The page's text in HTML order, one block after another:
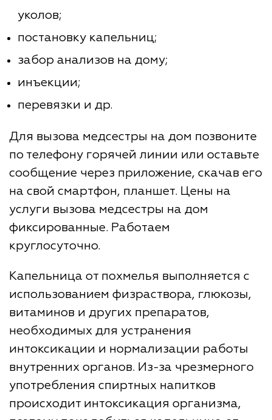
уколов;
постановку капельниц;
забор анализов на дому;
инъекции;
перевязки и др.
Для вызова медсестры на дом позвоните
по телефону горячей линии или оставьте
сообщение через приложение, скачав его
на свой смартфон, планшет. Цены на
услуги вызова медсестры на дом
фиксированные. Работаем
круглосуточно.
Капельница от похмелья выполняется с
использованием физраствора, глюкозы,
витаминов и других препаратов,
необходимых для устранения
интоксикации и нормализации работы
внутренних органов. Из-за чрезмерного
употребления спиртных напитков
происходит интоксикация организма,